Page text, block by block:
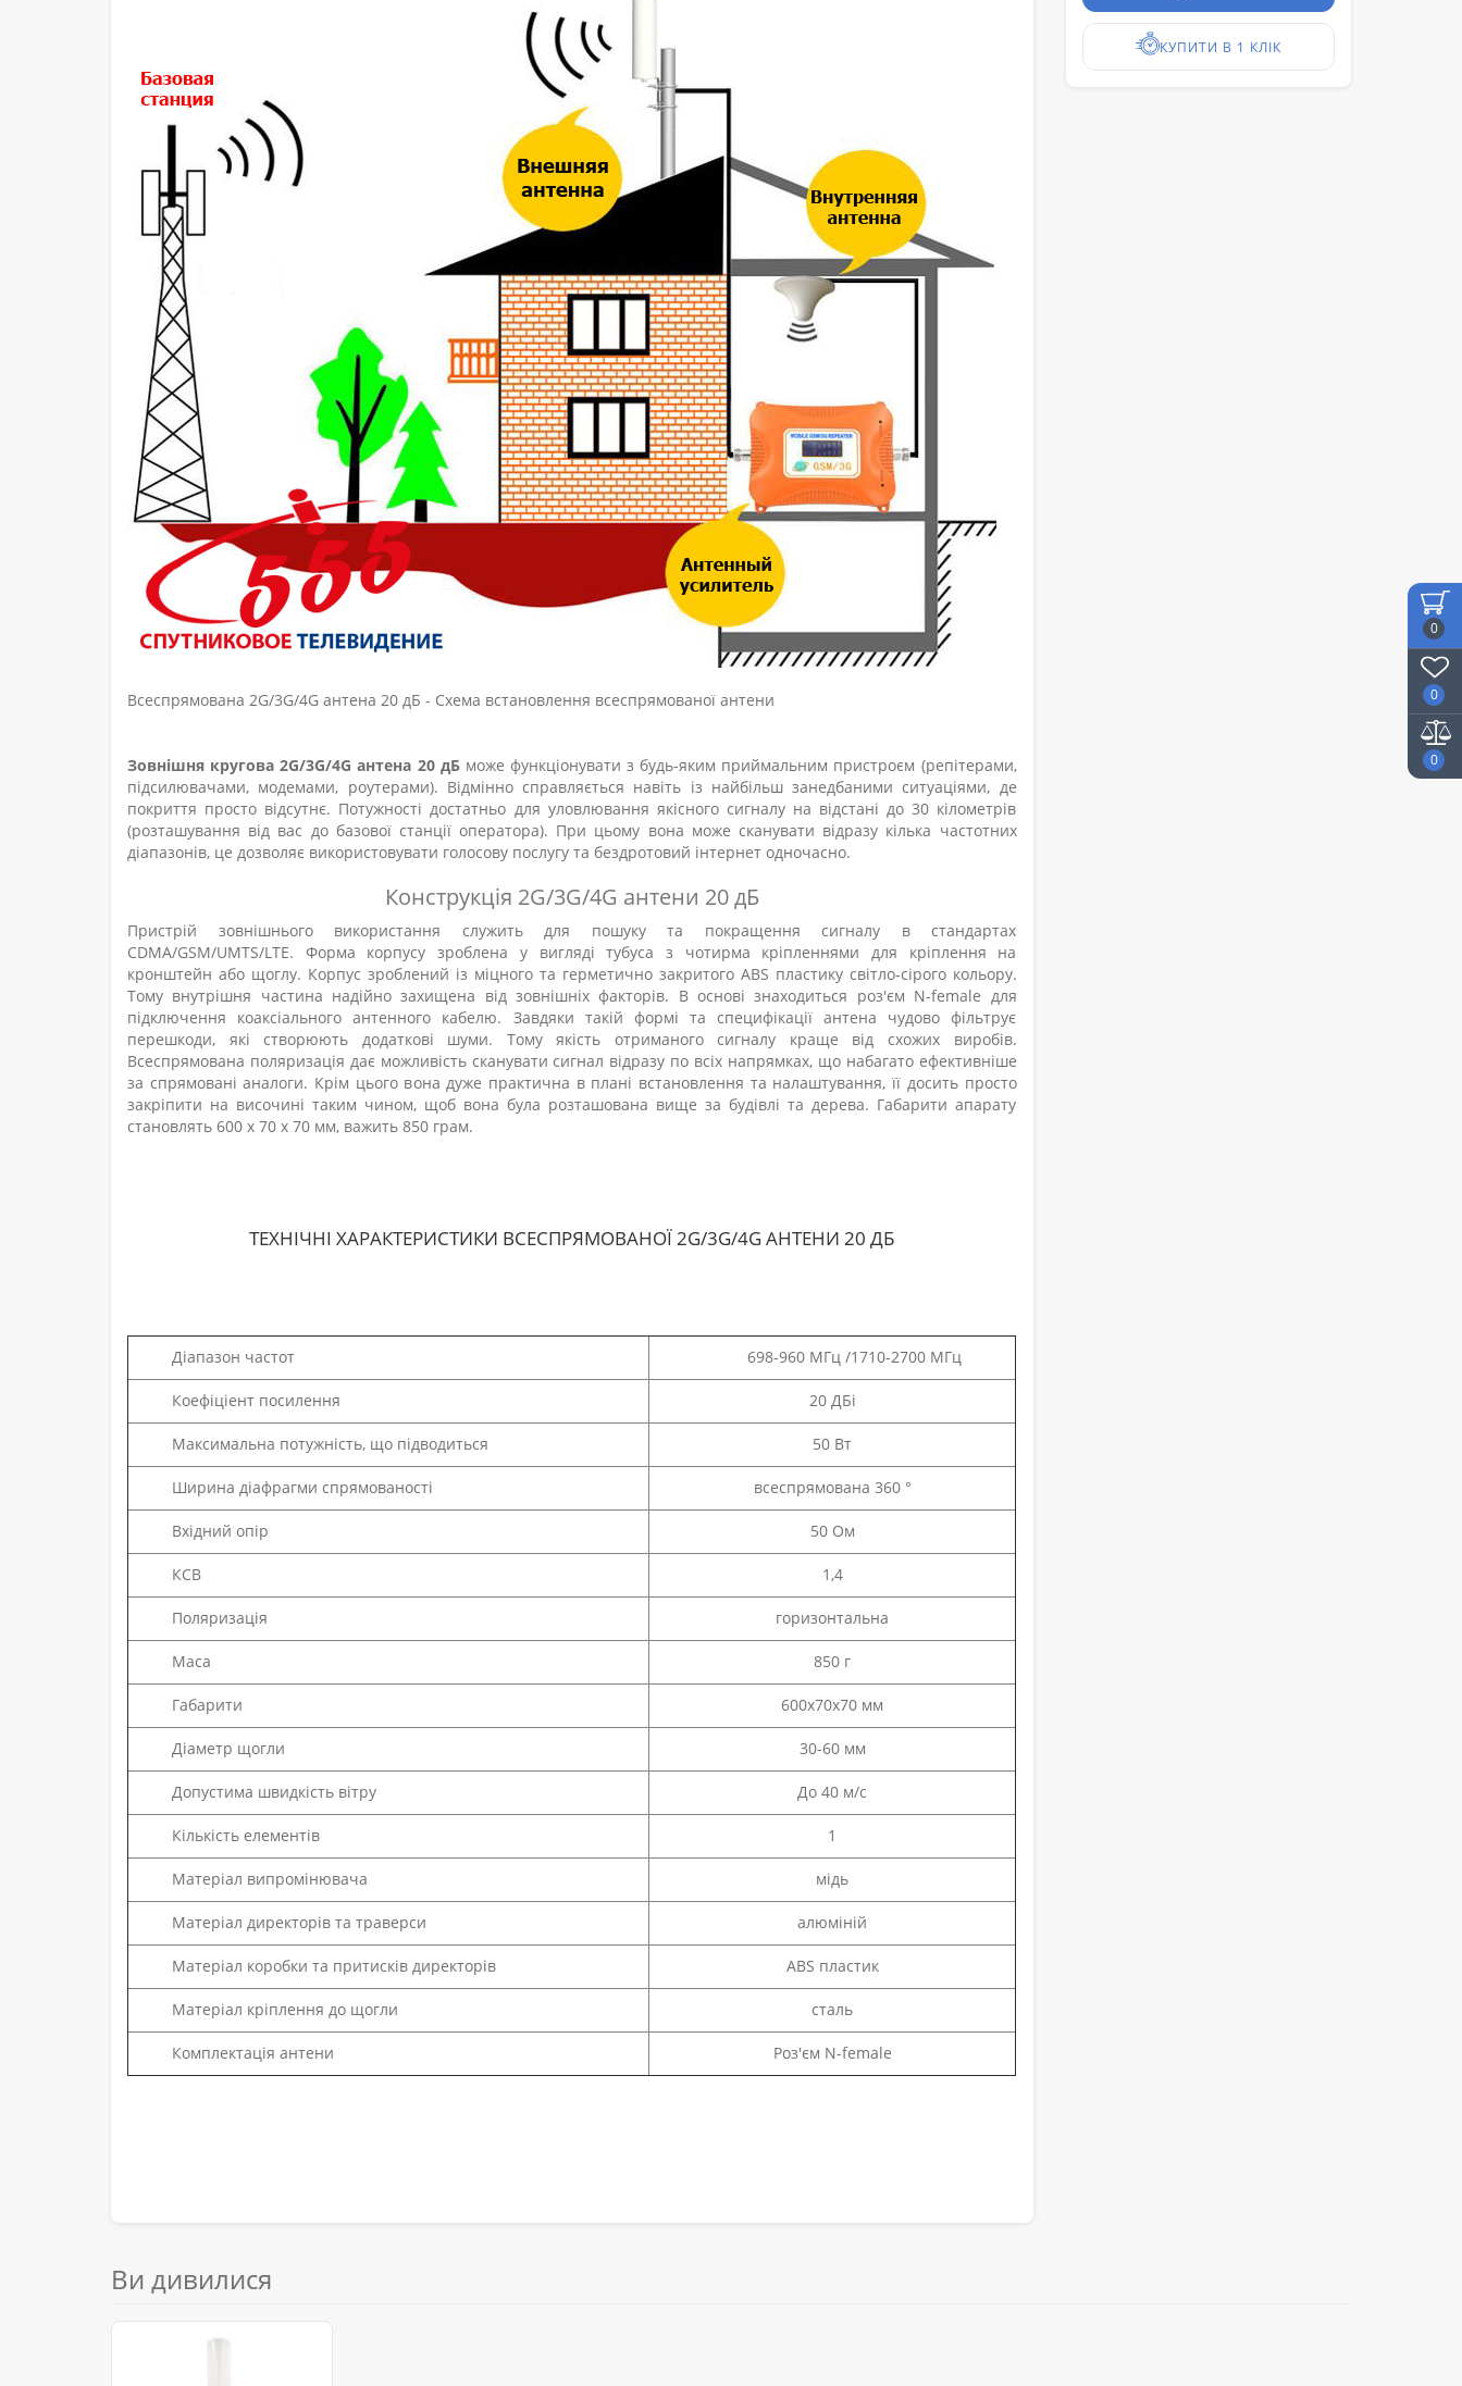
0
0
0
Всеспрямована 2G/3G/4G антена 20 дБ - Схема встановлення всеспрямованої антени
Зовнішня кругова 2G/3G/4G антена 20 дБ може функціонувати з будь-яким приймальним пристроєм (репітерами,
підсилювачами, модемами, роутерами). Відмінно справляється навіть із найбільш занедбаними ситуаціями, де
покриття просто відсутнє. Потужності достатньо для уловлювання якісного сигналу на відстані до 30 кілометрів
(розташування від вас до базової станції оператора). При цьому вона може сканувати відразу кілька частотних
діапазонів, це дозволяє використовувати голосову послугу та бездротовий інтернет одночасно.
Конструкція 2G/3G/4G антени 20 дБ
Пристрій зовнішнього використання служить для пошуку та покращення сигналу в стандартах
CDMA/GSM/UMTS/LTE. Форма корпусу зроблена у вигляді тубуса з чотирма кріпленнями для кріплення на
кронштейн або щоглу. Корпус зроблений із міцного та герметично закритого ABS пластику світло-сірого кольору.
Тому внутрішня частина надійно захищена від зовнішніх факторів. В основі знаходиться роз'єм N-female для
підключення коаксіального антенного кабелю. Завдяки такій формі та специфікації антена чудово фільтрує
перешкоди, які створюють додаткові шуми. Тому якість отриманого сигналу краще від схожих виробів.
Всеспрямована поляризація дає можливість сканувати сигнал відразу по всіх напрямках, що набагато ефективніше
за спрямовані аналоги. Крім цього вона дуже практична в плані встановлення та налаштування, її досить просто
закріпити на височині таким чином, щоб вона була розташована вище за будівлі та дерева. Габарити апарату
становлять 600 х 70 х 70 мм, важить 850 грам.
ТЕХНІЧНІ ХАРАКТЕРИСТИКИ ВСЕСПРЯМОВАНОЇ 2G/3G/4G АНТЕНИ 20 ДБ
Діапазон частот 698-960 МГц /1710-2700МГц
Коефіціент посилення 20 ДБі
Максимальна потужність, що підводиться 50 Вт
Ширина діафрагми спрямованості всеспрямована 360 °
Вхідний опір 50 Ом
КСВ 1,4
Поляризація горизонтальна
Маса 850 г
Габарити 600х70х70 мм
Діаметр щогли 30-60 мм
Допустима швидкість вітру До 40 м/с
Кількість елементів 1
Матеріал випромінювача мідь
Матеріал директорів та траверси алюміній
Матеріал коробки та притисків директорів ABS пластик
Матеріал кріплення до щогли сталь
Комплектація антени Роз'єм N-female
КУПИТИ В 1 КЛІК
Ви дивилися